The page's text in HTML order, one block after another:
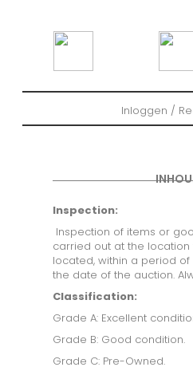
Inloggen /
Inspection:
Inspection of items or
carried out at the
located, within a period
the date of the auction.
Classification:
Grade A: Excellent
Grade B: Good condition.
Grade C: Pre-Owned.